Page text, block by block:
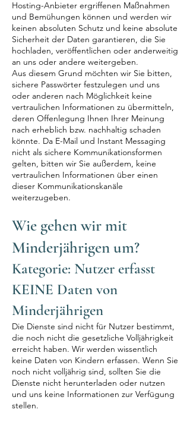
Hosting-Anbieter ergriffenen Maßnahmen
und Bemühungen können und werden wir
keinen absoluten Schutz und keine absolute
Sicherheit der Daten garantieren, die Sie
hochladen, veröffentlichen oder anderweitig
an uns oder andere weitergeben.
Aus diesem Grund möchten wir Sie bitten,
sichere Passwörter festzulegen und uns
oder anderen nach Möglichkeit keine
vertraulichen Informationen zu übermitteln,
deren Offenlegung Ihnen Ihrer Meinung
nach erheblich bzw. nachhaltig schaden
könnte. Da E-Mail und Instant Messaging
nicht als sichere Kommunikationsformen
gelten, bitten wir Sie außerdem, keine
vertraulichen Informationen über einen
dieser Kommunikationskanäle
weiterzugeben.
Wie gehen wir mit
Minderjährigen um?
Kategorie: Nutzer erfasst
KEINE Daten von
Minderjährigen
Die Dienste sind nicht für Nutzer bestimmt,
die noch nicht die gesetzliche Volljährigkeit
erreicht haben. Wir werden wissentlich
keine Daten von Kindern erfassen. Wenn Sie
noch nicht volljährig sind, sollten Sie die
Dienste nicht herunterladen oder nutzen
und uns keine Informationen zur Verfügung
stellen.